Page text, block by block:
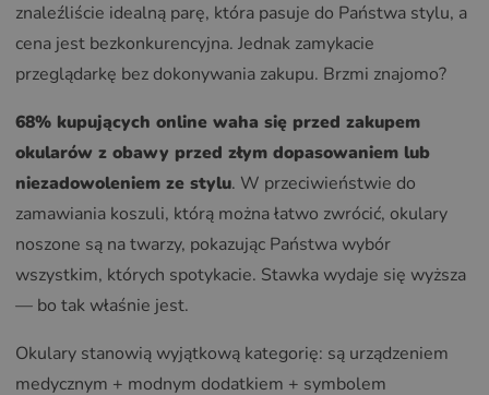
znaleźliście idealną parę, która pasuje do Państwa stylu, a
cena jest bezkonkurencyjna. Jednak zamykacie
przeglądarkę bez dokonywania zakupu. Brzmi znajomo?
68% kupujących online waha się przed zakupem
okularów z obawy przed złym dopasowaniem lub
niezadowoleniem ze stylu. W przeciwieństwie do
zamawiania koszuli, którą można łatwo zwrócić, okulary
noszone są na twarzy, pokazując Państwa wybór
wszystkim, których spotykacie. Stawka wydaje się wyższa
— bo tak właśnie jest.
Okulary stanowią wyjątkową kategorię: są urządzeniem
medycznym + modnym dodatkiem + symbolem